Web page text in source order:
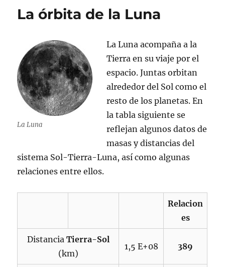
La órbita de la Luna
La Luna
La Luna acompaña a la
Tierra en su viaje por el
espacio. Juntas orbitan
alrededor del Sol como el
resto de los planetas. En
la tabla siguiente se
reflejan algunos datos de
masas y distancias del
sistema Sol-Tierra-Luna, así como algunas
relaciones entre ellos.
Relacion
es
Distancia Tierra-Sol
(km)
1,5 E+08 389